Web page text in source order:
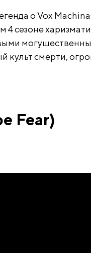
о Vox
4 сезоне
культ смерти,
Fear)